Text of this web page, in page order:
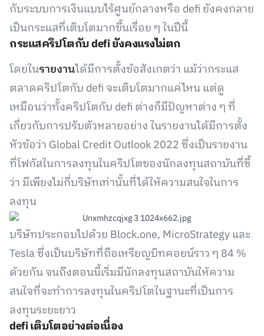
กับระบบการเงินแบบไร้ศูนย์กลางหรือ defi ยังคงกลาย
เป็นกระแสที่เติบโตมากขึ้นเรื่อย ๆ ในปีนี้
กระแสคริปโตกับ defi ยังคงแรงไม่ตก
โดยในรายงานได้มีการตั้งข้อสังเกตว่า แม้ว่ากระแส
ตลาดคริปโตกับ defi จะเติบโตมากแค่ไหน แต่ดู
เหมือนว่าทั้งคริปโตกับ defi ต่างก็มีปัญหาต่าง ๆ ที่
เกี่ยวกับการปรับตัวหลายอย่าง ในรายงานได้มีการตั้ง
หัวข้อว่า Global Credit Outlook 2022 ซึ่งเป็นรายงาน
ที่โฟกัสในการลงทุนในคริปโตของนักลงทุนสถาบันที่ชี้
ว่า มีเพียงไม่กี่บริษัทเท่านั้นที่ได้ให้ความสนใจในการ
ลงทุน
บริษัทประกอบไปด้วย Block.one, MicroStrategy และ
Tesla ซึ่งเป็นบริษัทที่ถือเหรียญบิทคอยน์ราว ๆ 84 %
ด้วยกัน จนถึงตอนนี้เริ่มมีนักลงทุนสถาบันให้ความ
สนใจที่จะทำการลงทุนในคริปโตในฐานะที่เป็นการ
ลงทุนระยะยาว
defi เติบโตอย่างต่อเนื่อง